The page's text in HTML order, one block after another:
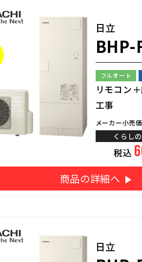
日立
BHP-
フルオート
リモコン
工事
メーカー小売
くらし
税込
商品の詳細へ
日立